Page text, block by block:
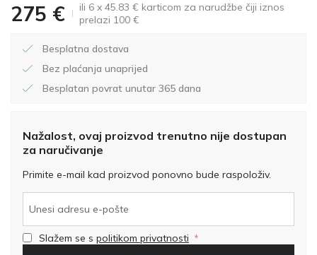
275 €
ili 6 x 45.83 € karticom za narudžbe čiji iznos
prelazi 100 €
Besplatna dostava
Bez plaćanja unaprijed
Besplatan povrat unutar 365 dana
Nažalost, ovaj proizvod trenutno nije dostupan
za naručivanje
Primite e-mail kad proizvod ponovno bude raspoloživ.
Slažem se s politikom privatnosti